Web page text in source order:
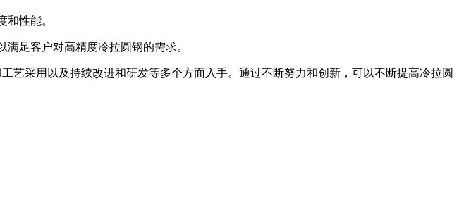
和性能。
足客户对高精度冷拉圆钢的需求。
采用以及持续改进和研发等多个方面入手。通过不断努力和创新，可以不断提高冷拉圆